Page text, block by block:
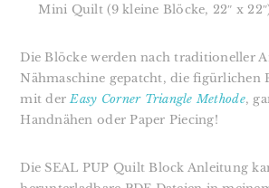
Mini Quilt (9 kleine Blöcke, 22″ x
Die Blöcke werden nach traditioneller
Nähmaschine gepatcht, die figürlichen
mit der Easy Corner Triangle Methode,
Handnähen oder Paper Piecing!
Die SEAL PUP Quilt Block Anleitung